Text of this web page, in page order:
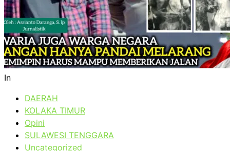
In
DAERAH
KOLAKA TIMUR
Opini
SULAWESI TENGGARA
Uncategorized